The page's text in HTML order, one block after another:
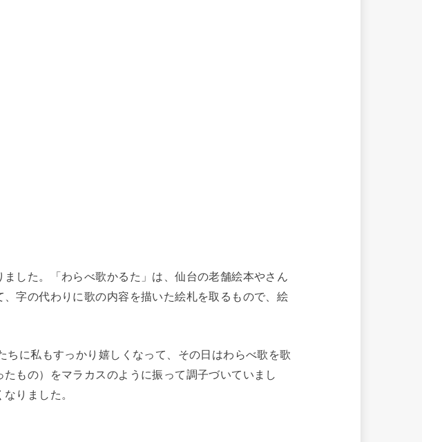
した。「わらべ歌かるた」は、仙台の老舗絵本やさん
字の代わりに歌の内容を描いた絵札を取るもので、絵
に私もすっかり嬉しくなって、その日はわらべ歌を歌
もの）をマラカスのように振って調子づいていまし
りました。